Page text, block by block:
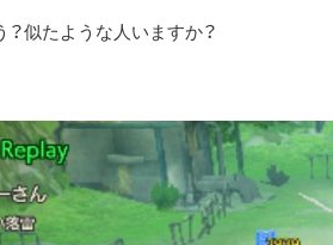
？似たような人いますか？